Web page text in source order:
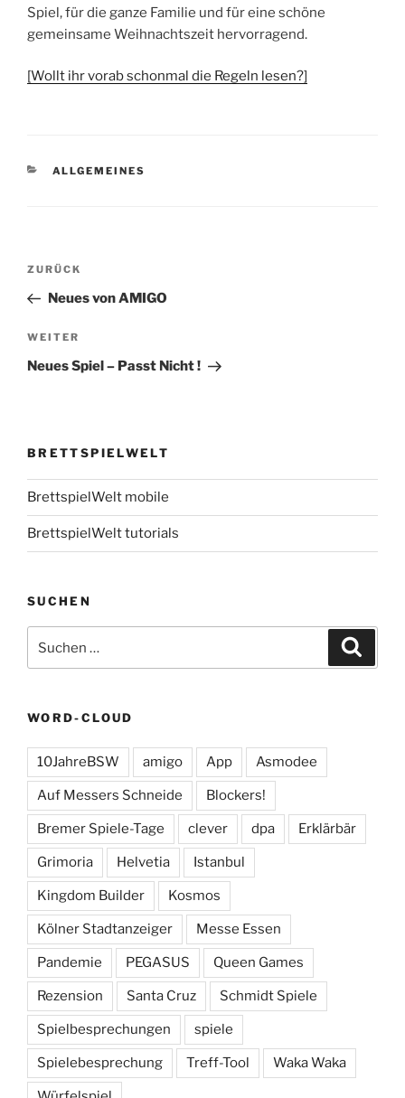
Spiel, für die ganze Familie und für eine schöne
gemeinsame Weihnachtszeit hervorragend.
[Wollt ihr vorab schonmal die Regeln lesen?]
KATEGORIEN
ALLGEMEINES
Beitragsnavigation
Vorheriger
Beitrag
ZURÜCK
Neues von AMIGO
Nächster
Beitrag
WEITER
Neues Spiel – Passt Nicht !
BRETTSPIELWELT
BrettspielWelt mobile
BrettspielWelt tutorials
SUCHEN
nach:
WORD-CLOUD
10JahreBSW amigo App Asmodee
Auf Messers Schneide Blockers!
Bremer Spiele-Tage clever dpa Erklärbär
Grimoria Helvetia Istanbul
Kingdom Builder Kosmos
Kölner Stadtanzeiger Messe Essen
Pandemie PEGASUS Queen Games
Rezension Santa Cruz Schmidt Spiele
Spielbesprechungen spiele
Spielebesprechung Treff-Tool Waka Waka